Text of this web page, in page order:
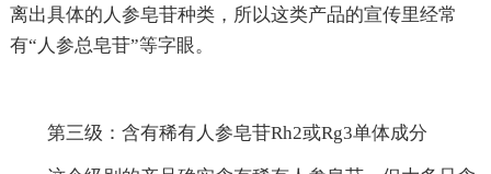
离出具体的人参皂苷种类，所以这类产品的宣传里经常
有“人参总皂苷”等字眼。
第三级：含有稀有人参皂苷Rh2或Rg3单体成分